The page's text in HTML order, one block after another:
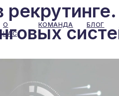
О
НАС
БЛОГ
КОМАНДА